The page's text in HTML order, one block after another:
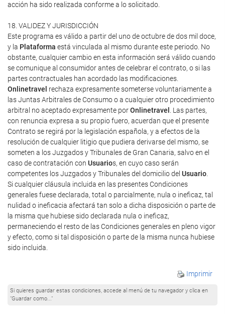
acción ha sido realizada conforme a lo solicitado.
18. VALIDEZ Y JURISDICCIÓN
Este programa es válido a partir del uno de octubre de dos mil doce,
y la Plataforma está vinculada al mismo durante este periodo. No
obstante, cualquier cambio en esta información será válido cuando
se comunique al consumidor antes de celebrar el contrato, o si las
partes contractuales han acordado las modificaciones.
Onlinetravel rechaza expresamente someterse voluntariamente a
las Juntas Arbitrales de Consumo o a cualquier otro procedimiento
arbitral no aceptado expresamente porOnlinetravel
. Las partes,
con renuncia expresa a su propio fuero, acuerdan que el presente
Contrato se regirá por la legislación española, y a efectos de la
resolución de cualquier litigio que pudiera derivarse del mismo, se
someten a los Juzgados y Tribunales de Gran Canaria, salvo en el
caso de contratación con Usuarios, en cuyo caso serán
competentes los Juzgados y Tribunales del domicilio del Usuario
Si cualquier cláusula incluida en las presentes Condiciones
generales fuese declarada, total o parcialmente, nula o ineficaz, tal
nulidad o ineficacia afectará tan solo a dicha disposición o parte de
la misma que hubiese sido declarada nula o ineficaz,
permaneciendo el resto de las Condiciones generales en pleno vigor
y efecto, como si tal disposición o parte de la misma nunca hubiese
sido incluida.
Imprimir
Si quieres guardar estas condiciones, accede al menú de tu navegador y clica en
"Guardar como..."